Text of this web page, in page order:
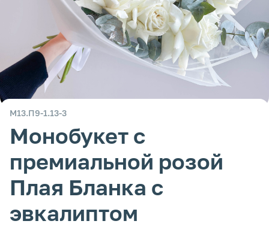
М13.П9-1.13-3
Монобукет с
премиальной розой
Плая Бланка с
эвкалиптом